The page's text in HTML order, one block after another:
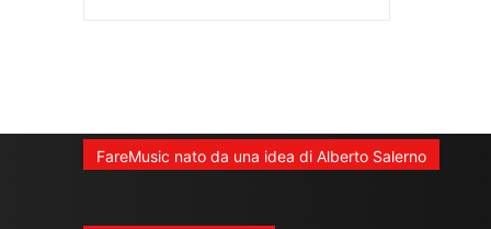
FareMusic nato da una idea di Alberto Salerno